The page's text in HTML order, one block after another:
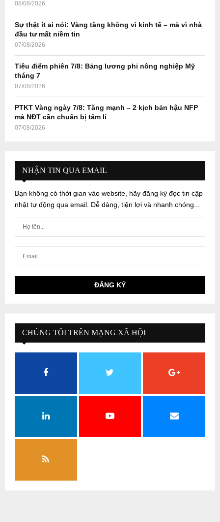
08/08/2026
Sự thật ít ai nói: Vàng tăng không vì kinh tế – mà vì nhà
đầu tư mất niềm tin
07/08/2026
Tiêu điểm phiên 7/8: Bảng lương phi nông nghiệp Mỹ
tháng 7
07/08/2026
PTKT Vàng ngày 7/8: Tăng mạnh – 2 kịch bản hậu NFP
mà NĐT cần chuẩn bị tâm lí
07/08/2026
NHẬN TIN QUA EMAIL
Bạn không có thời gian vào website, hãy đăng ký đọc tin cập
nhật tự động qua email. Dễ dàng, tiện lợi và nhanh chóng...
CHÚNG TÔI TRÊN MẠNG XÃ HỘI